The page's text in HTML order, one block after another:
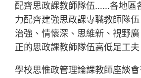
配齊思政課教師隊伍……各地區
力配齊建強思政課專職教師隊
治強、情懷深、思維新、視野
正的思政課教師隊伍高低足工夫
學校思惟政管理論課教師座談